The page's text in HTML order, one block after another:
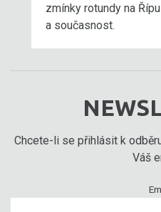
zmínky rotundy na
a současnost.
Chcete-li se přihlásit k
Váš